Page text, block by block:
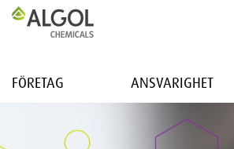
FÖRETAG ANSVARIGHET